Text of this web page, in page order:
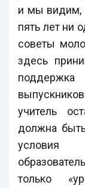
и мы видим,
пять лет ни
советы
здесь
учитель
должна
только